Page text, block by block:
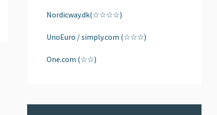
Nordicway.dk(☆☆☆☆)
UnoEuro / simply.com (☆☆☆)
One.com (☆☆)